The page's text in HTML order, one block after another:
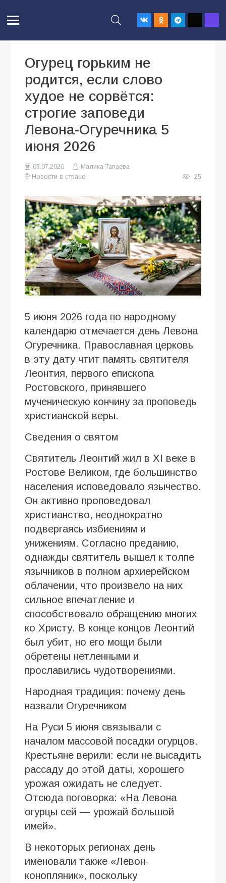
Огурец горьким не
родится, если слово
худое не сорвётся:
строгие заповеди
Левона-Огуречника 5
июня 2026
05.07.2026
Малика Тапаева
Новости в стране
25
5 июня 2026 года по народному
календарю отмечается день Левона
Огуречника. Православная церковь
в эту дату чтит память святителя
Леонтия, первого епископа
Ростовского, принявшего
мученическую кончину за проповедь
христианской веры.
Сведения о святом
Святитель Леонтий жил в XI веке в
Ростове Великом, где большинство
населения исповедовало язычество.
Он активно проповедовал
христианство, неоднократно
подвергаясь избиениям и
унижениям. Согласно преданию,
однажды святитель вышел к толпе
язычников в полном архиерейском
облачении, что произвело на них
сильное впечатление и
способствовало обращению многих
ко Христу. В конце концов Леонтий
был убит, но его мощи были
обретены нетленными и
прославились чудотворениями.
Народная традиция: почему день
назвали Огуречником
На Руси 5 июня связывали с
началом массовой посадки огурцов.
Крестьяне верили: если не высадить
рассаду до этой даты, хорошего
урожая ожидать не следует.
Отсюда поговорка: «На Левона
огурцы сей — урожай большой
имей».
В некоторых регионах день
именовали также «Левон-
конопляник», поскольку